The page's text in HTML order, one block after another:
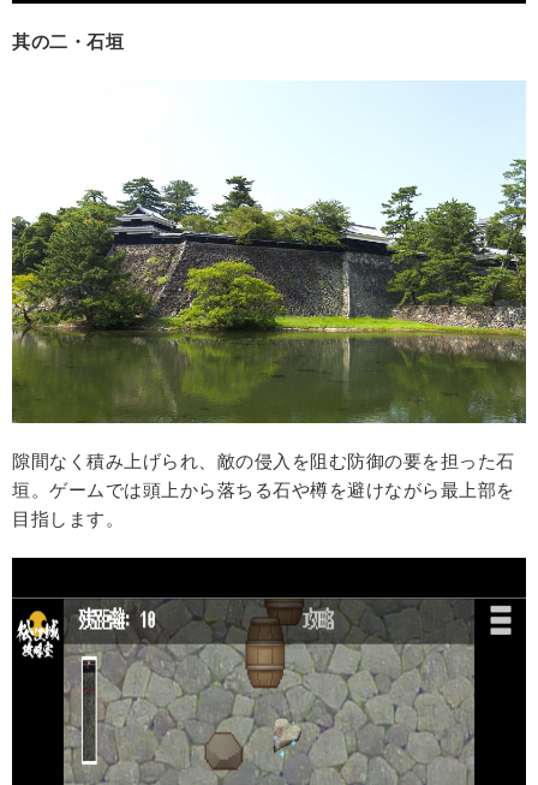
其の二・石垣
隙間なく積み上げられ、敵の侵入を阻む防御の要を担った石
垣。ゲームでは頭上から落ちる石や樽を避けながら最上部を
目指します。